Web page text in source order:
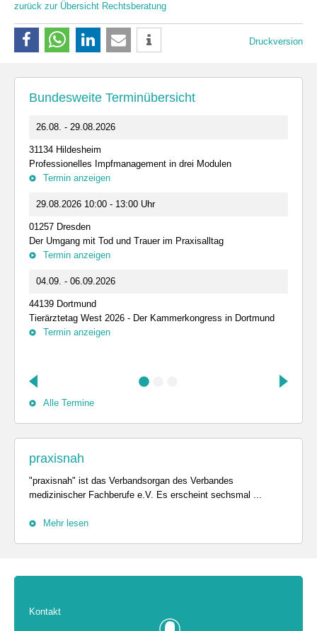
zurück zur Übersicht Rechtsberatung
Druckversion
Bundesweite Terminübersicht
26.08. - 29.08.2026
31134 Hildesheim
Professionelles Impfmanagement in drei Modulen
Termin anzeigen
29.08.2026 10:00 - 13:00 Uhr
01257 Dresden
Der Umgang mit Tod und Trauer im Praxisalltag
Termin anzeigen
04.09. - 06.09.2026
44139 Dortmund
Tierärztetag West 2026 - Der Kammerkongress in Dortmund
Termin anzeigen
Alle Termine
praxisnah
"praxisnah" ist das Verbandsorgan des Verbandes
medizinischer Fachberufe e.V. Es erscheint sechsmal ...
Mehr lesen
Kontakt